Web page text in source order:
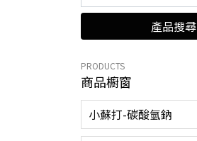
產品搜尋
PRODUCTS
商品櫥窗
小蘇打-碳酸氫鈉